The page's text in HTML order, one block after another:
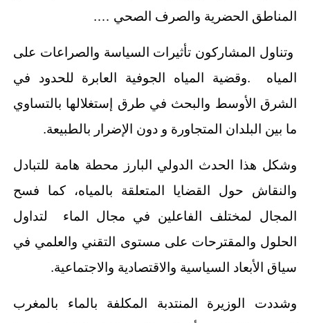
المناطق الحضرية والصرف الصحي ….
وتناول المشاركون تأثيرات السياسة والصراعات على
المياه .وقضية المياه الجوفية العابرة للحدود في
الشرق الأوسط والبحث في طرق إستغلالها بالتساوي
ما بين البلدان المتجاورة و دون الإضرار بالطبيعة.
وشكل هذا الحدث الدولي البارز محطة هامة للتبادل
والنقاش حول القضايا المتعلقة بالمياه، كما فسح
المجال لمختلف الفاعلين في مجال الماء لتداول
الحلول والمقترحات على مستوى التقني والعلمي في
سياق الأبعاد السياسية والاقتصادية والاجتماعية.
وشددت الوزيرة المنتدبة المكلفة بالماء بالمغرب